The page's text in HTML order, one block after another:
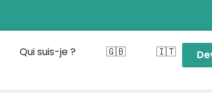
Qui suis-je ? 🇬🇧 🇮🇹